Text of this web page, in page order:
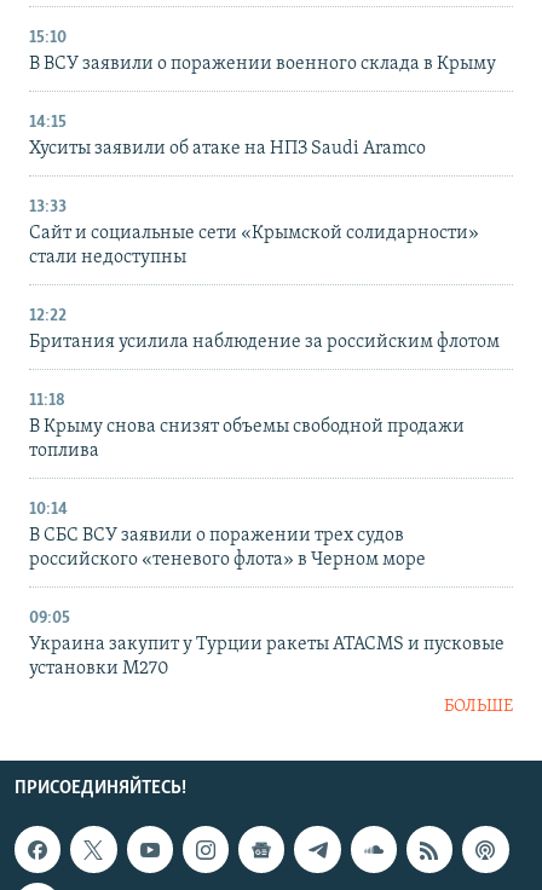
15:10
В ВСУ заявили о поражении военного склада в Крыму
14:15
Хуситы заявили об атаке на НПЗ Saudi Aramco
13:33
Сайт и социальные сети «Крымской солидарности»
стали недоступны
12:22
Британия усилила наблюдение за российским флотом
11:18
В Крыму снова снизят объемы свободной продажи
топлива
10:14
В СБС ВСУ заявили о поражении трех судов
российского «теневого флота» в Черном море
09:05
Украина закупит у Турции ракеты ATACMS и пусковые
установки M270
БОЛЬШЕ
ПРИСОЕДИНЯЙТЕСЬ!